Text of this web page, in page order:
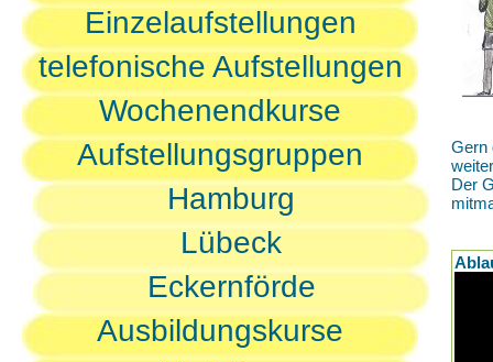
Einzelaufstellungen
telefonische Aufstellungen
Wochenendkurse
Aufstellungsgruppen
Hamburg
Lübeck
Eckernförde
Ausbildungskurse
Gern
Der